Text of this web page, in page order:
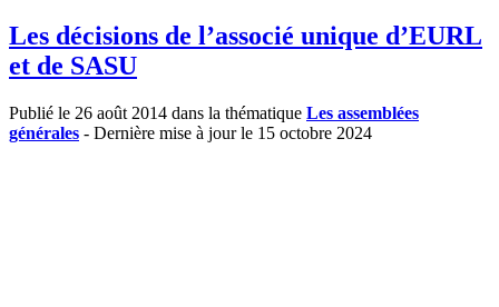
Les décisions de l’associé unique d’EURL
et de SASU
Publié le 26 août 2014 dans la thématique Les assemblées
générales - Dernière mise à jour le 15 octobre 2024